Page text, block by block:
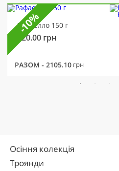
Рафаелло 150 г
320.00 грн
РАЗОМ - 2105.10 грн
-10%
Осіння колекція
Троянди